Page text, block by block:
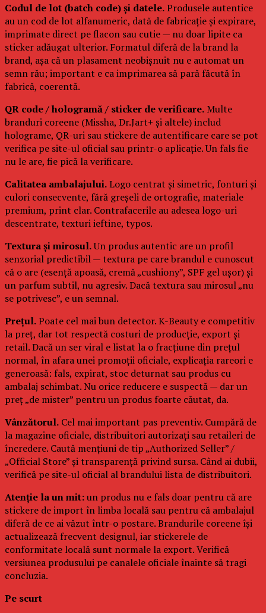
Codul de lot (batch code) și datele.Produsele autentice
au un cod de lot alfanumeric, dată de fabricație și expirare,
imprimate direct pe flacon sau cutie — nu doar lipite ca
sticker adăugat ulterior. Formatul diferă de la brand la
brand, așa că un plasament neobișnuit nu e automat un
semn rău; important e ca imprimarea să pară făcută în
fabrică, coerentă.
QR code / hologramă / sticker de verificare.Multe
branduri coreene (Missha, Dr.Jart+ și altele) includ
holograme, QR-uri sau stickere de autentificare care se pot
verifica pe site-ul oficial sau printr-o aplicație. Un fals fie
nu le are, fie pică la verificare.
Calitatea ambalajului.Logo centrat și simetric, fonturi și
culori consecvente, fără greșeli de ortografie, materiale
premium, print clar. Contrafacerile au adesea logo-uri
descentrate, texturi ieftine, typos.
Textura și mirosul.Un produs autentic are un profil
senzorial predictibil — textura pe care brandul e cunoscut
că o are (esență apoasă, cremă „cushiony”, SPF gel ușor) și
un parfum subtil, nu agresiv. Dacă textura sau mirosul „nu
se potrivesc”, e un semnal.
Prețul.Poate cel mai bun detector. K-Beauty e competitiv
la preț, dar tot respectă costuri de producție, export și
retail. Dacă un ser viral e listat la o fracțiune din prețul
normal, în afara unei promoții oficiale, explicația rareori e
generoasă: fals, expirat, stoc deturnat sau produs cu
ambalaj schimbat. Nu orice reducere e suspectă — dar un
preț „de mister” pentru un produs foarte căutat, da.
Vânzătorul. Cel mai important pas preventiv. Cumpără de
la magazine oficiale, distribuitori autorizați sau retaileri de
încredere. Caută mențiuni de tip „Authorized Seller” /
„Official Store” și transparență privind sursa. Când ai dubii,
verifică pe site-ul oficial al brandului lista de distribuitori.
Atenție la un mit:un produs nu e fals doar pentru că are
stickere de import în limba locală sau pentru că ambalajul
diferă de ce ai văzut într-o postare. Brandurile coreene își
actualizează frecvent designul, iar stickerele de
conformitate locală sunt normale la export. Verifică
versiunea produsului pe canalele oficiale înainte să tragi
concluzia.
Pe scurt